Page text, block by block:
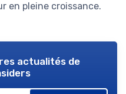
en pleine croissance.
actualités de